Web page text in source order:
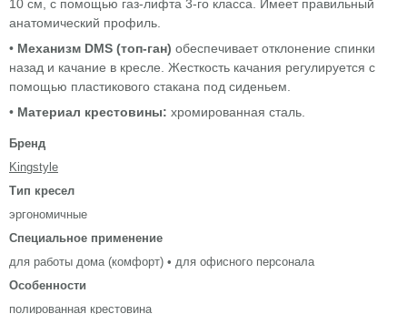
10 см, с помощью газ-лифта 3-го класса. Имеет правильный
анатомический профиль.
• Механизм DMS (топ-ган) обеспечивает отклонение спинки
назад и качание в кресле. Жесткость качания регулируется с
помощью пластикового стакана под сиденьем.
• Материал крестовины: хромированная сталь.
Бренд
Kingstyle
Тип кресел
эргономичные
Специальное применение
для работы дома (комфорт) • для офисного персонала
Особенности
полированная крестовина